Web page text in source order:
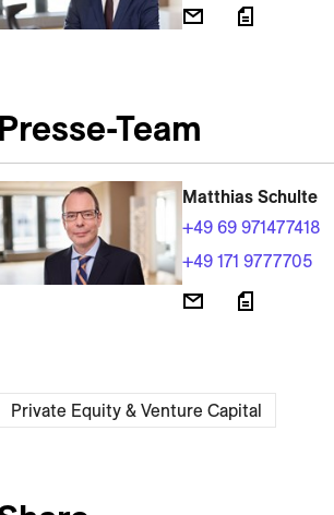
Presse-Team
Matthias Schulte
+49 69 971477418
+49 171 9777705
Private Equity & Venture Capital